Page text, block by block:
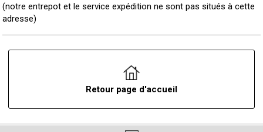
(notre entrepot et le service expédition ne sont pas situés à cette
adresse)
Retour page d'accueil